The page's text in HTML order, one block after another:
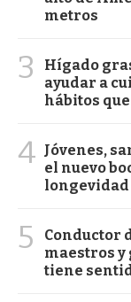
metros
3
Hígado
ayudar a
hábitos
4 Jóvenes,
el nuevo
longevidad
5
Conductor
maestros y
tiene